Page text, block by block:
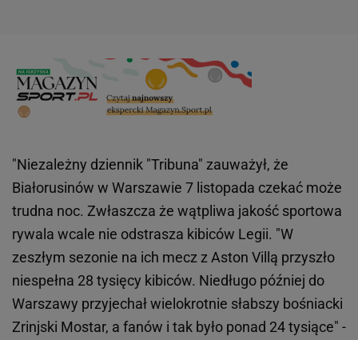
"Niezależny dziennik "Tribuna" zauważył, że
Białorusinów w Warszawie 7 listopada czekać może
trudna noc. Zwłaszcza że wątpliwa jakość sportowa
rywala wcale nie odstrasza kibiców Legii. "W
zeszłym sezonie na ich mecz z Aston Villą przyszło
niespełna 28 tysięcy kibiców. Niedługo później do
Warszawy przyjechał wielokrotnie słabszy bośniacki
Zrinjski Mostar, a fanów i tak było ponad 24 tysiące" -